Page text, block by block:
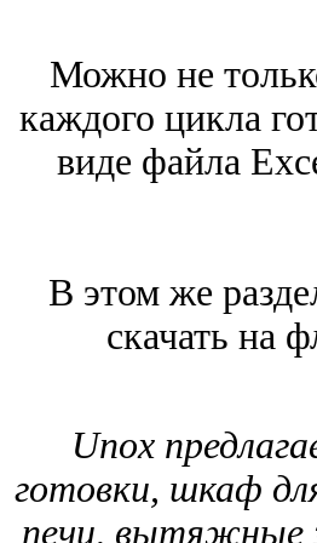
Можно не
каждого цикла
виде файла
В этом же
скачать на
Unox
готовки, шкаф
печи, вытяжные